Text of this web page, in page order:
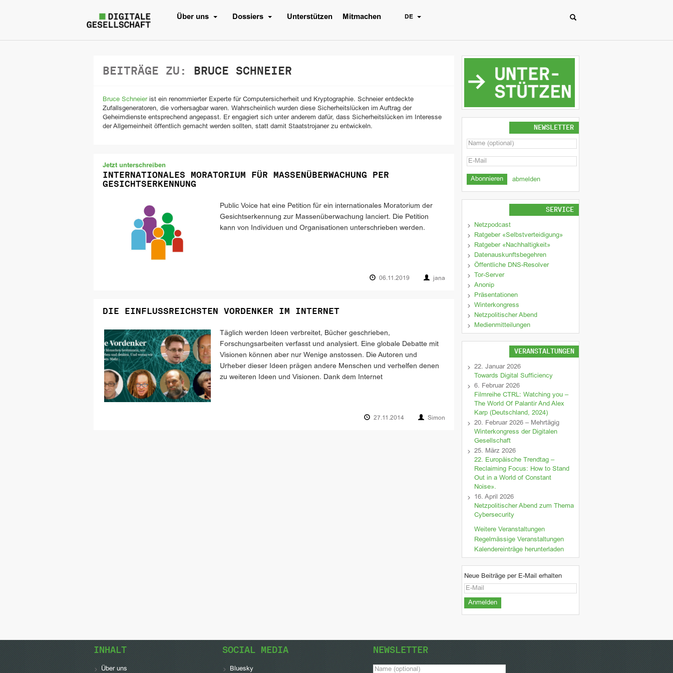
Über uns Dossiers Unterstützen Mitmachen DE
BEITRÄGE ZU: BRUCE SCHNEIER
Bruce Schneierist ein renommierter Experte für Computersicherheit und Kryptographie. Schneier entdeckte
Zufallsgeneratoren, die vorhersagbar waren. Wahrscheinlich wurden diese Sicherheitslücken im Auftrag der
Geheimdienste entsprechend angepasst. Er engagiert sich unter anderem dafür, dass Sicherheitslücken im Interesse
der Allgemeinheit öffentlich gemacht werden sollten, statt damit Staatstrojaner zu entwickeln.
Jetzt unterschreiben
INTERNATIONALES MORATORIUM FÜR MASSENÜBERWACHUNG PER
GESICHTSERKENNUNG
Public Voice hat eine Petition für ein internationales Moratorium der
Gesichtserkennung zur Massenüberwachung lanciert. Die Petition
kann von Individuen und Organisationen unterschrieben werden.
06.11.2019 jana
DIE EINFLUSSREICHSTEN VORDENKER IM INTERNET
Täglich werden Ideen verbreitet, Bücher geschrieben,
Forschungsarbeiten verfasst und analysiert. Eine globale Debatte mit
Visionen können aber nur Wenige anstossen. Die Autoren und
Urheber dieser Ideen prägen andere Menschen und verhelfen denen
zu weiteren Ideen und Visionen. Dank dem Internet
27.11.2014 Simon
NEWSLETTER
abmelden
SERVICE
Netzpodcast
Ratgeber «Selbstverteidigung»
Ratgeber «Nachhaltigkeit»
Datenauskunftsbegehren
Öffentliche DNS-Resolver
Tor-Server
Anonip
Präsentationen
Winterkongress
Netzpolitischer Abend
Medienmitteilungen
VERANSTALTUNGEN
22. Januar 2026
Towards Digital Sufficiency
6. Februar 2026
Filmreihe CTRL: Watching you –
The World Of Palantir And Alex
Karp (Deutschland, 2024)
20. Februar 2026 – Mehrtägig
Winterkongress der Digitalen
Gesellschaft
25. März 2026
22. Europäische Trendtag –
Reclaiming Focus: How to Stand
Out in a World of Constant
Noise».
16. April 2026
Netzpolitischer Abend zum Thema
Cybersecurity
Weitere Veranstaltungen
Regelmässige Veranstaltungen
Kalendereinträge herunterladen
Neue Beiträge per E-Mail erhalten
INHALT
Über uns
SOCIAL MEDIA
Bluesky
NEWSLETTER